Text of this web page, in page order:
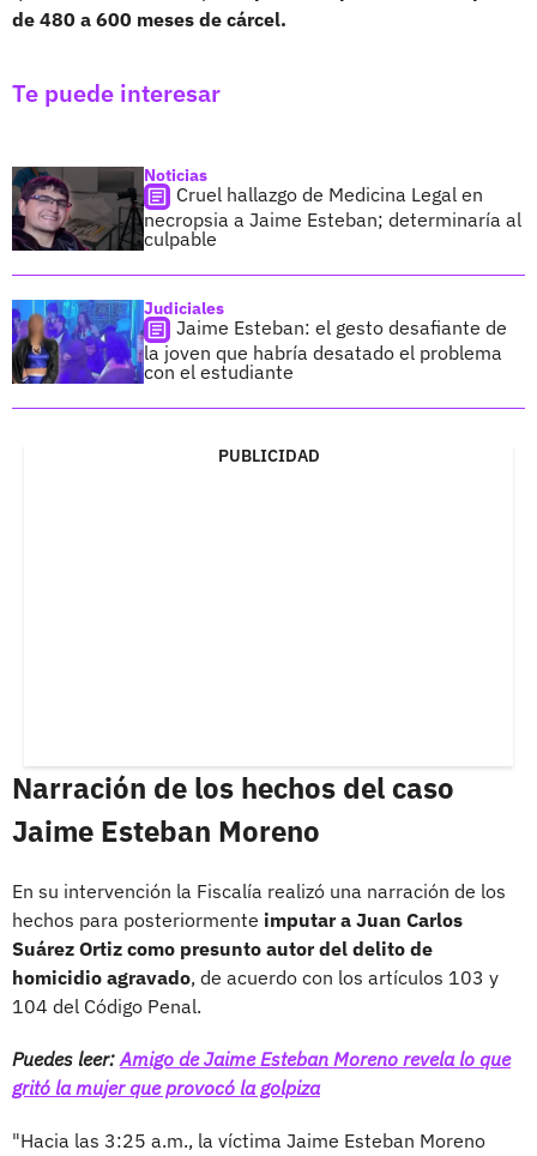
de 480 a 600 meses de cárcel.
Te puede interesar
Noticias
Cruel hallazgo de Medicina Legal en
necropsia a Jaime Esteban; determinaría al
culpable
Judiciales
Jaime Esteban: el gesto desafiante de
la joven que habría desatado el problema
con el estudiante
PUBLICIDAD
Narración de los hechos del caso
Jaime Esteban Moreno
En su intervención la Fiscalía realizó una narración de los
hechos para posteriormente imputar a Juan Carlos
Suárez Ortiz como presunto autor del delito de
homicidio agravado, de acuerdo con los artículos 103 y
104 del Código Penal.
Puedes leer:Amigo de Jaime Esteban Moreno revela lo que
gritó la mujer que provocó la golpiza
"Hacia las 3:25 a.m., la víctima Jaime Esteban Moreno